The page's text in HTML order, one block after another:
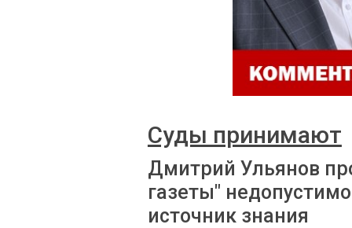
Суды принимают
Дмитрий Ульянов
газеты"
источник знания